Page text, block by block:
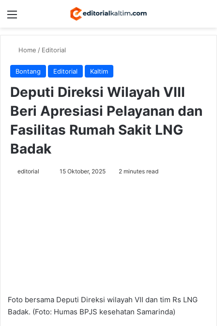
Menu
Home / Editorial
Bontang Editorial Kaltim
Deputi Direksi Wilayah VIII
Beri Apresiasi Pelayanan dan
Fasilitas Rumah Sakit LNG
Badak
editorial
Send15 Oktober, 2025 2 minutes read
Foto bersama Deputi Direksi wilayah VII dan tim Rs LNG
Badak. (Foto: Humas BPJS kesehatan Samarinda)